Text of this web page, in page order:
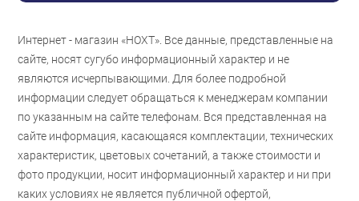
Интернет - магазин «НОХТ». Все данные, представленные на
сайте, носят сугубо информационный характер и не
являются исчерпывающими. Для более подробной
информации следует обращаться к менеджерам компании
по указанным на сайте телефонам. Вся представленная на
сайте информация, касающаяся комплектации, технических
характеристик, цветовых сочетаний, а также стоимости и
фото продукции, носит информационный характер и ни при
каких условиях не является публичной офертой,